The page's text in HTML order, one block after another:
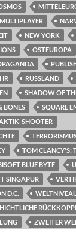
MULTIPLAYER
NEW YORK
OSTEUROPA
RUSSLAND
SHADOW OF
BONES SQUARE
SHOOTER
TOM CLANCY'S:
BLUE BYTE
SINGAPUR
D.C.
ZWEITER